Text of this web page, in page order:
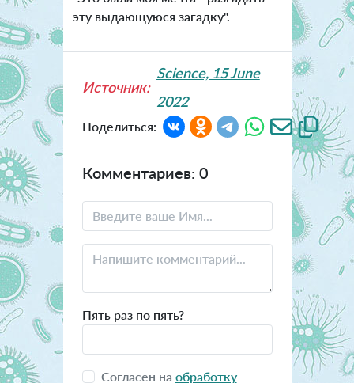
эту выдающуюся загадку".
Источник:
Science, 15 June
2022
Поделиться:
Комментариев: 0
Пять раз по пять?
Согласен на обработку